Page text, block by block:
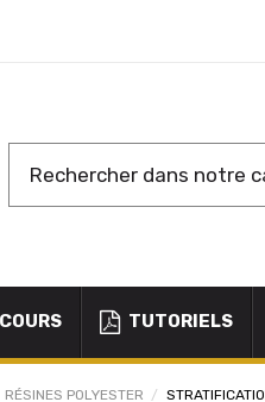
COURS TUTORIELS
RÉSINES POLYESTER